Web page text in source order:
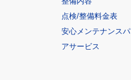
点検/整備料金表
安心メンテナンス
アサービス